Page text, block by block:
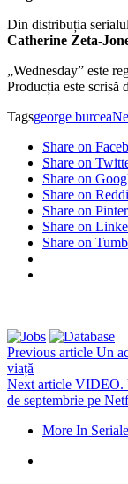
Din distribuția
Catherine Zeta-
„Wednesday” este
Producția este
Tagsgeorge burcea
Share on
Share on
Share on
Share on
Share on
Share on
Share on
Previous article Un
viață
Next article VIDEO.
de septembrie pe
More In